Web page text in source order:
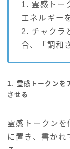
1. 霊感トー
エネルギー
2. チャクラ
合、「調和
1. 霊感トークンを
させる
霊感トークンを
に置き、書か